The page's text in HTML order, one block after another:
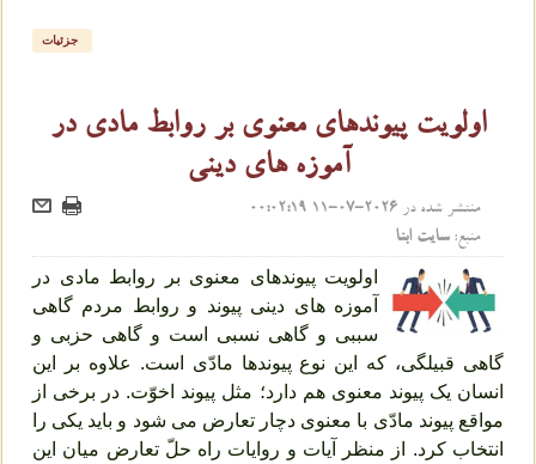
جزئیات
اولویت پیوندهای معنوی بر روابط مادی در
آموزه های دینی
منتشر شده در 2026-07-11 00:02:19
منبع:سایت ابنا
اولویت پیوندهای معنوی بر روابط مادی در
آموزه های دینی پیوند و روابط مردم گاهی
سببی و گاهی نسبی است و گاهی حزبی و
گاهی قبیلگی، که این نوع پیوندها مادّی است. علاوه بر این
انسان یک پیوند معنوی هم دارد؛ مثل پیوند اخوّت. در برخی از
مواقع پیوند مادّی با معنوی دچار تعارض می شود و باید یکی را
انتخاب کرد. از منظر آیات و روایات راه حلّ تعارض میان این